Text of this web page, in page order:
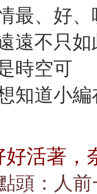
最、好
遠不只
時空可
道小編
好活著，
頭：人